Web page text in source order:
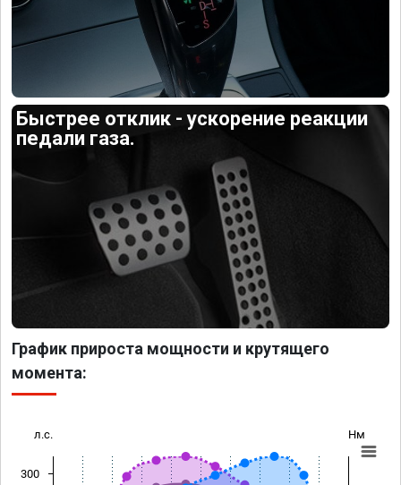
Быстрее отклик - ускорение реакции
педали газа.
График прироста мощности и крутящего
момента:
л.с. Нм
300